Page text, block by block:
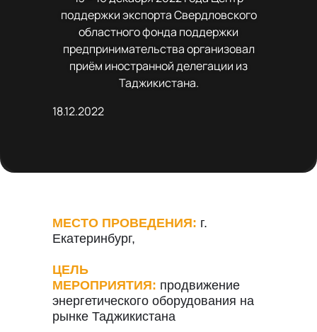
поддержки экспорта Свердловского
областного фонда поддержки
предпринимательства организовал
приём иностранной делегации из
Таджикистана.
18.12.2022
МЕСТО ПРОВЕДЕНИЯ: г.
Екатеринбург,
ЦЕЛЬ
МЕРОПРИЯТИЯ: продвижение
энергетического оборудования на
рынке Таджикистана